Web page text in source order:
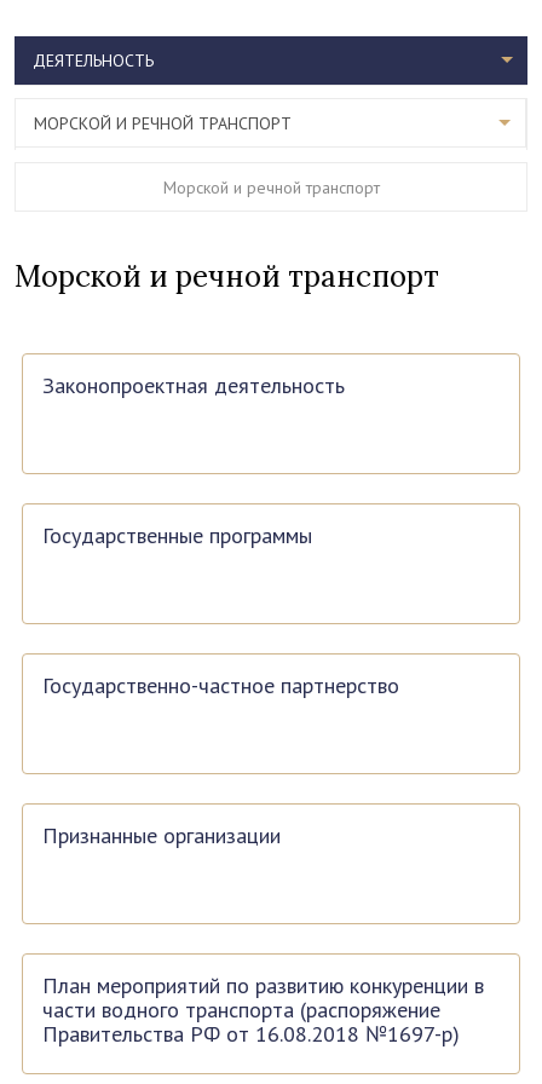
Морской и речной транспорт
Законопроектная деятельность
Государственные программы
Государственно-частное партнерство
Признанные организации
План мероприятий по развитию конкуренции в
части водного транспорта (распоряжение
Правительства РФ от 16.08.2018 №1697-р)
ДЕЯТЕЛЬНОСТЬ
МОРСКОЙ И РЕЧНОЙ ТРАНСПОРТ
Морской и речной транспорт